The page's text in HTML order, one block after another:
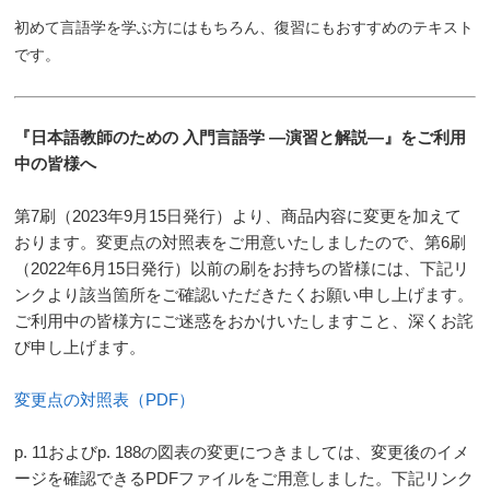
初めて言語学を学ぶ方にはもちろん、復習にもおすすめのテキスト
です。
『日本語教師のための 入門言語学 ―演習と解説―』をご利用
中の皆様へ
第7刷（2023年9月15日発行）より、商品内容に変更を加えて
おります。変更点の対照表をご用意いたしましたので、第6刷
（2022年6月15日発行）以前の刷をお持ちの皆様には、下記リ
ンクより該当箇所をご確認いただきたくお願い申し上げます。
ご利用中の皆様方にご迷惑をおかけいたしますこと、深くお詫
び申し上げます。
変更点の対照表（PDF）
p. 11およびp. 188の図表の変更につきましては、変更後のイメ
ージを確認できるPDFファイルをご用意しました。下記リンク